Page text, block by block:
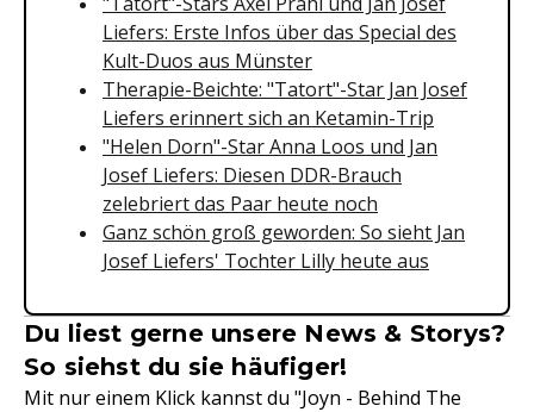
Liefers: Erste Infos über das Special des
Kult-Duos aus Münster
Therapie-Beichte: "Tatort"-Star Jan Josef
Liefers erinnert sich an Ketamin-Trip
"Helen Dorn"-Star Anna Loos und Jan
Josef Liefers: Diesen DDR-Brauch
zelebriert das Paar heute noch
Ganz schön groß geworden: So sieht Jan
Josef Liefers' Tochter Lilly heute aus
Du liest gerne unsere News & Storys?
So siehst du sie häufiger!
Mit nur einem Klick kannst du "Joyn - Behind The